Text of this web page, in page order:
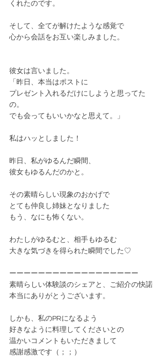
くれたのです。
そして、全てが解けたような感覚で
心から会話をお互い楽しみました。
彼女は言いました。
「昨日、本当はポストに
プレゼント入れるだけにしようと思ってた
の。
でも会ってもいいかなと思えて。」
私はハッとしました！
昨日、私がゆるんだ瞬間、
彼女もゆるんだのかと。
その素晴らしい現象のおかげで
とても仲良し姉妹となりました
もう、なにも怖くない。
わたしがゆるむと、相手もゆるむ
大きな気づきを得られた瞬間でした♡
ーーーーーーーーーーーーーーーーーー
素晴らしい体験談のシェアと、ご紹介の快諾
本当にありがとうございます。
しかも、私のPRになるよう
好きなように料理してくださいとの
温かいコメントもいただきまして
感謝感激です（；；）